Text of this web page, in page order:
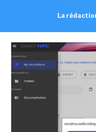
La